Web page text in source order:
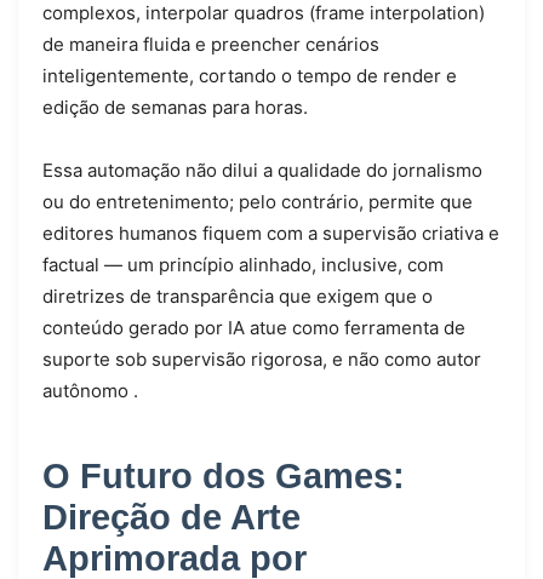
complexos, interpolar quadros (frame interpolation)
de maneira fluida e preencher cenários
inteligentemente, cortando o tempo de render e
edição de semanas para horas.
Essa automação não dilui a qualidade do jornalismo
ou do entretenimento; pelo contrário, permite que
editores humanos fiquem com a supervisão criativa e
factual — um princípio alinhado, inclusive, com
diretrizes de transparência que exigem que o
conteúdo gerado por IA atue como ferramenta de
suporte sob supervisão rigorosa, e não como autor
autônomo .
O Futuro dos Games:
Direção de Arte
Aprimorada por